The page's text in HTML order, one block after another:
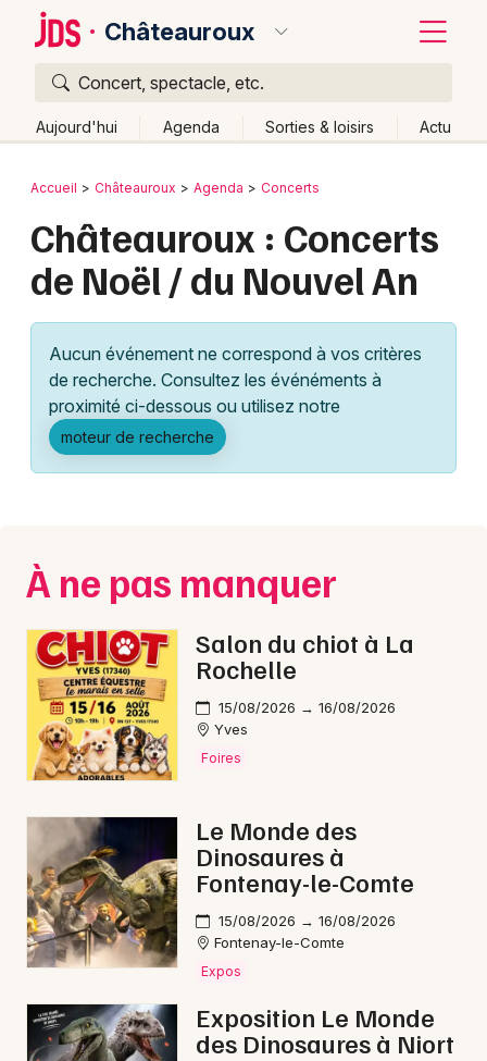
Châteauroux
Concert, spectacle, etc.
Aujourd'hui Agenda Sorties & loisirs Actu
Publier un événement
Grands événements
Activité & Expérience
Manifestations
Foires & salons
Concerts
Sports
Soirées
Sorties famille
Sorties & loisirs
Concerts de Noël en Indre
Concerts de Noël dans le Centre
Concerts de Noël dans le Centre-Val de Loire
Bordeaux
Colmar
Lille
Lyon
Marseille
Mulhouse
Nice
Paris
Strasbourg
Toulouse
Toutes les villes
Retour
Accueil Châteauroux Agenda Concerts
Châteauroux : Concerts
de Noël / du Nouvel An
Aucun événement ne correspond à vos critères
de recherche. Consultez les événéments à
proximité ci-dessous ou utilisez notre
moteur de recherche
À ne pas manquer
Salon du chiot à La
Rochelle
15/08/2026 → 16/08/2026
Yves
Foires
Le Monde des
Dinosaures à
Fontenay-le-Comte
15/08/2026 → 16/08/2026
Fontenay-le-Comte
Expos
Exposition Le Monde
des Dinosaures à Niort
Quoi ?
Où ?
Près de moi
Changer de lieu
Quand ?
Effacer les dates
Aujourd'hui
Demain Ce week-end Autre